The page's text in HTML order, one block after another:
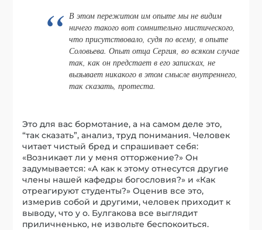
В этом пережитом им опыте мы не видим
ничего такого вот сомнительно мистического,
что присутствовало, судя по всему, в опыте
Соловьева. Опыт отца Сергия, во всяком случае
так, как он предстает в его записках, не
вызывает никакого в этом смысле внутреннего,
так сказать, протеста.
Это для вас бормотание, а на самом деле это,
“так сказать”, анализ, труд понимания. Человек
читает чистый бред и спрашивает себя:
«Возникает ли у меня отторжение?» Он
задумывается: «А как к этому отнесутся другие
члены нашей кафедры богословия?» и «Как
отреагируют студенты?» Оценив все это,
измерив собой и другими, человек приходит к
выводу, что у о. Булгакова все выглядит
приличненько, не извольте беспокоиться.